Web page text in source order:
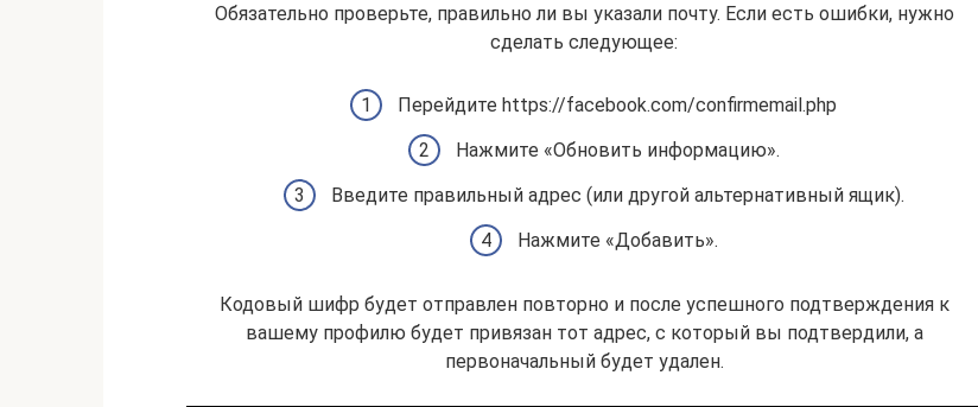
Обязательно проверьте, правильно ли вы указали почту. Если есть ошибки, нужно
сделать следующее:
Перейдите https://facebook.com/confirmemail.php
Нажмите «Обновить информацию».
Введите правильный адрес (или другой альтернативный ящик).
Нажмите «Добавить».
Кодовый шифр будет отправлен повторно и после успешного подтверждения к
вашему профилю будет привязан тот адрес, с который вы подтвердили, а
первоначальный будет удален.